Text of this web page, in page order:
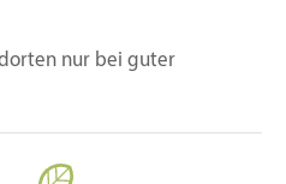
nur bei guter